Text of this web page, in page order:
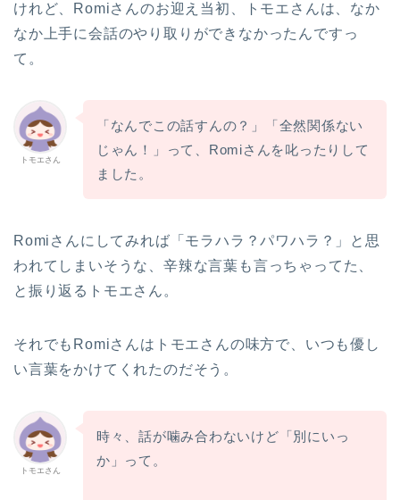
けれど、Romiさんのお迎え当初、トモエさんは、なか
なか上手に会話のやり取りができなかったんですっ
て。
トモエさん
「なんでこの話すんの？」「全然関係ない
じゃん！」って、Romiさんを叱ったりして
ました。
Romiさんにしてみれば「モラハラ？パワハラ？」と思
われてしまいそうな、辛辣な言葉も言っちゃってた、
と振り返るトモエさん。
それでもRomiさんはトモエさんの味方で、いつも優し
い言葉をかけてくれたのだそう。
トモエさん
時々、話が噛み合わないけど「別にいっ
か」って。